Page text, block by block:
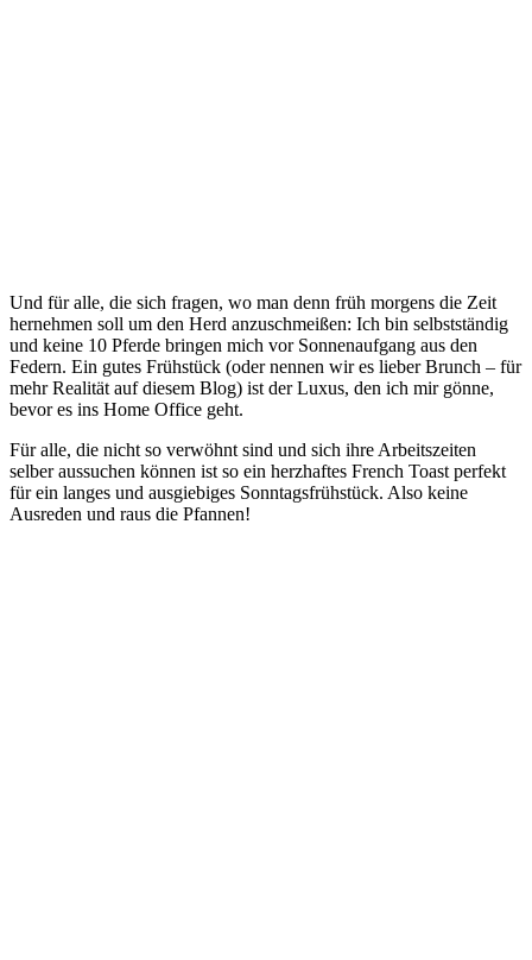
Und für alle, die sich fragen, wo man denn früh morgens die Zeit
hernehmen soll um den Herd anzuschmeißen: Ich bin selbstständig
und keine 10 Pferde bringen mich vor Sonnenaufgang aus den
Federn. Ein gutes Frühstück (oder nennen wir es lieber Brunch – für
mehr Realität auf diesem Blog) ist der Luxus, den ich mir gönne,
bevor es ins Home Office geht.
Für alle, die nicht so verwöhnt sind und sich ihre Arbeitszeiten
selber aussuchen können ist so ein herzhaftes French Toast perfekt
für ein langes und ausgiebiges Sonntagsfrühstück. Also keine
Ausreden und raus die Pfannen!